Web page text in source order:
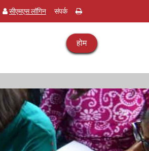
सीएमएस लॉगिन संपर्क
होम